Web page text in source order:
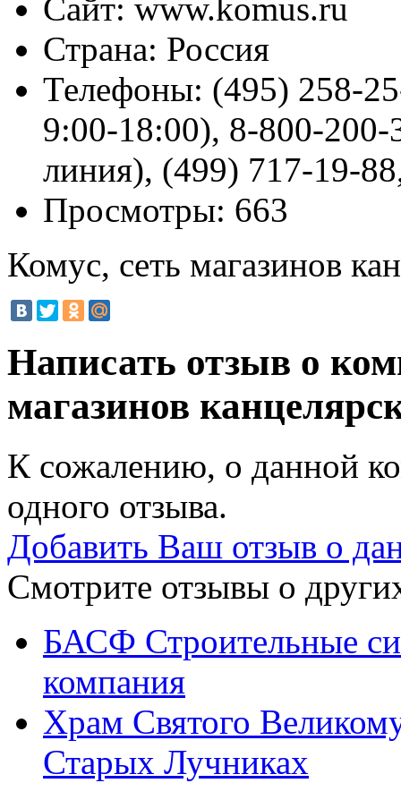
Сайт: www.komus.ru
Страна: Россия
Телефоны: (495) 258-
9:00-18:00), 8-800-200-
линия), (499) 717-19-
Просмотры: 663
Комус, сеть магазинов
Написать отзыв о
магазинов
К сожалению, о данной
одного отзыва.
Добавить Ваш отзыв о
Смотрите отзывы о
БАСФ Строительные
компания
Храм Святого
Старых Лучниках